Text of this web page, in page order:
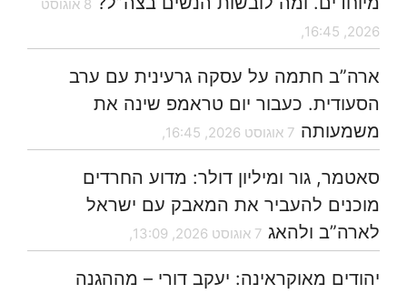
8 אוגוסט
2026, 16:45,
ארה”ב חתמה על עסקה גרעינית עם ערב
הסעודית. כעבור יום טראמפ שינה את
משמעותה 7 אוגוסט 2026, 16:45,
סאטמר, גור ומיליון דולר: מדוע החרדים
מוכנים להעביר את המאבק עם ישראל
לארה”ב ולהאג 7 אוגוסט 2026, 13:09,
יהודים מאוקראינה: יעקב דורי – מההגנה